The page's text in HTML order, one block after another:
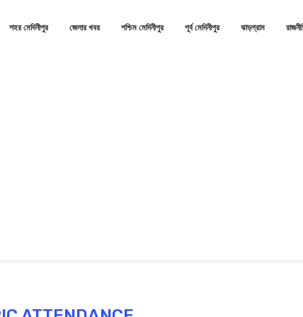
শহর মেদিনীপুর জেলার খবর পশ্চিম মেদিনীপুর পূর্ব মেদিনীপুর ঝাড়গ্রাম